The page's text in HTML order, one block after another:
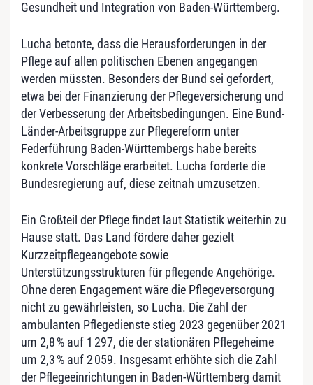
Gesundheit und Integration von Baden-Württemberg.
Lucha betonte, dass die Herausforderungen in der
Pflege auf allen politischen Ebenen angegangen
werden müssten. Besonders der Bund sei gefordert,
etwa bei der Finanzierung der Pflegeversicherung und
der Verbesserung der Arbeitsbedingungen. Eine Bund-
Länder-Arbeitsgruppe zur Pflegereform unter
Federführung Baden-Württembergs habe bereits
konkrete Vorschläge erarbeitet. Lucha forderte die
Bundesregierung auf, diese zeitnah umzusetzen.
Ein Großteil der Pflege findet laut Statistik weiterhin zu
Hause statt. Das Land fördere daher gezielt
Kurzzeitpflegeangebote sowie
Unterstützungsstrukturen für pflegende Angehörige.
Ohne deren Engagement wäre die Pflegeversorgung
nicht zu gewährleisten, so Lucha. Die Zahl der
ambulanten Pflegedienste stieg 2023 gegenüber 2021
um 2,8 % auf 1 297, die der stationären Pflegeheime
um 2,3 % auf 2 059. Insgesamt erhöhte sich die Zahl
der Pflegeeinrichtungen in Baden-Württemberg damit